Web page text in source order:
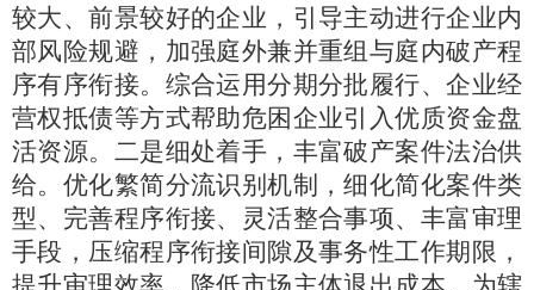
较大、前景较好的企业，引导主动进行企业内
部风险规避，加强庭外兼并重组与庭内破产程
序有序衔接。综合运用分期分批履行、企业经
营权抵债等方式帮助危困企业引入优质资金盘
活资源。二是细处着手，丰富破产案件法治供
给。优化繁简分流识别机制，细化简化案件类
型、完善程序衔接、灵活整合事项、丰富审理
手段，压缩程序衔接间隙及事务性工作期限，